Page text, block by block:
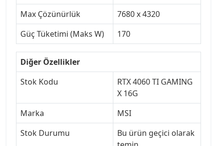
Max Çözünürlük
7680 x 4320
Güç Tüketimi (Maks W)
170
Diğer Özellikler
Stok Kodu
RTX 4060 TI GAMING
X 16G
Marka
MSI
Stok Durumu
Bu ürün geçici olarak